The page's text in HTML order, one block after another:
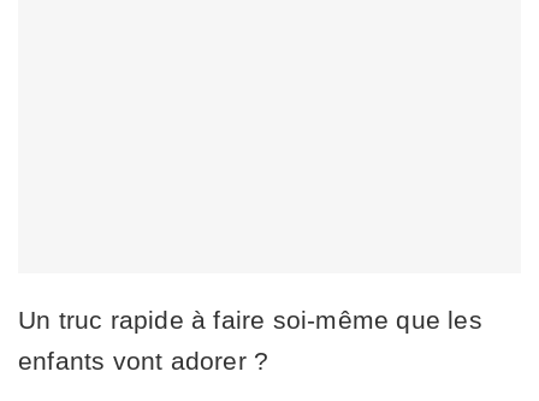
Un truc rapide à faire soi-même que les
enfants vont adorer ?